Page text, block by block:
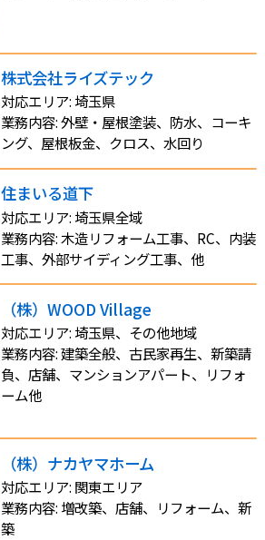
株式会社ライズテック
対応エリア: 埼玉県
業務内容: 外壁・屋根塗装、防水、コーキ
ング、屋根板金、クロス、水回り
住まいる道下
対応エリア: 埼玉県全域
業務内容: 木造リフォーム工事、RC、内装
工事、外部サイディング工事、他
（株）WOOD Village
対応エリア: 埼玉県、その他地域
業務内容: 建築全般、古民家再生、新築請
負、店舗、マンションアパート、リフォ
ーム他
（株）ナカヤマホーム
対応エリア: 関東エリア
業務内容: 増改築、店舗、リフォーム、新
築